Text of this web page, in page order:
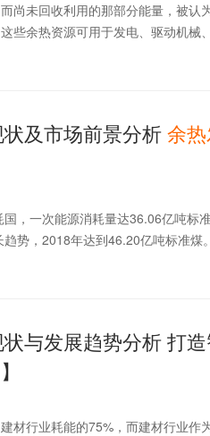
尚未回收利用的那部分能量，被认
些余热资源可用于发电、驱动机械
及市场前景分析余热
，一次能源消耗量达36.06亿吨标准
势，2018年达到46.20亿吨标准煤
与发展趋势分析 打
材行业耗能的75%，而建材行业作